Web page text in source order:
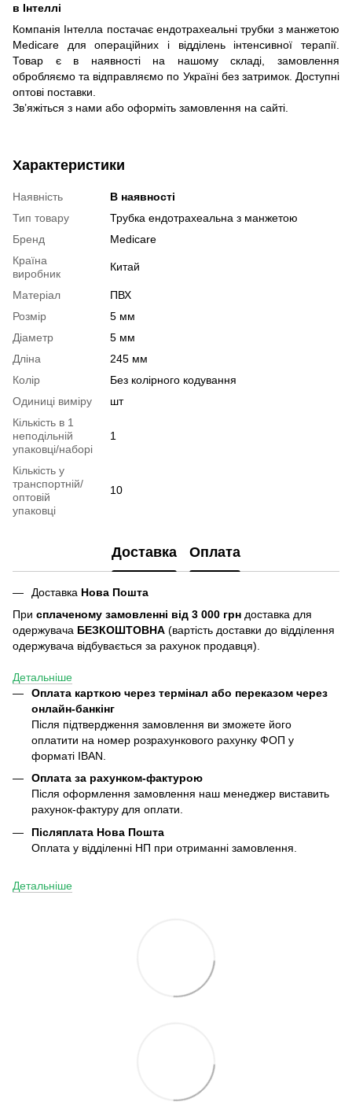
в Інтеллі
Компанія Інтелла постачає ендотрахеальні трубки з манжетою
Medicare для операційних і відділень інтенсивної терапії.
Товар є в наявності на нашому складі, замовлення
обробляємо та відправляємо по Україні без затримок. Доступні
оптові поставки.
Зв’яжіться з нами або оформіть замовлення на сайті.
Характеристики
Наявність
В наявності
Тип товару
Трубка ендотрахеальна з манжетою
Бренд
Medicare
Країна
виробник
Китай
Матеріал
ПВХ
Розмір
5 мм
Діаметр
5 мм
Дліна
245 мм
Колір
Без колірного кодування
Одиниці виміру
шт
Кількість в 1
неподільній
упаковці/наборі
1
Кількість у
транспортній/
оптовій
упаковці
10
Доставка Оплата
Доставка Нова Пошта
При сплаченому замовленні від 3 000 грн доставка для
одержувача БЕЗКОШТОВНА (вартість доставки до відділення
одержувача відбувається за рахунок продавця).
Детальніше
Оплата карткою через термінал або переказом через
онлайн-банкінг
Після підтвердження замовлення ви зможете його
оплатити на номер розрахункового рахунку ФОП у
форматі IBAN.
Оплата за рахунком-фактурою
Після оформлення замовлення наш менеджер виставить
рахунок-фактуру для оплати.
Післяплата Нова Пошта
Оплата у відділенні НП при отриманні замовлення.
Детальніше